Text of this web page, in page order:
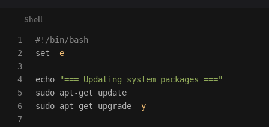
1
2
3
4
5
6
7
#!/bin/bash
set
-e
echo
"=== Updating system packages ==="
sudo
sudo apt-get upgrade -y